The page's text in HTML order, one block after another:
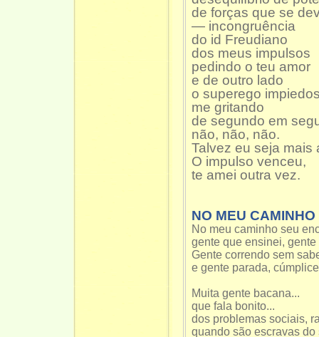
de forças que se
— incongruência
do id Freudiano
dos meus impulsos
pedindo o teu amor
e de outro lado
o superego
me gritando
de segundo em
não, não, não.
Talvez eu seja mais
O impulso venceu,
te amei outra vez.
NO MEU CAMINHO
No meu caminho seu
gente que ensinei,
Gente correndo sem
e gente parada,
Muita gente bacana...
que fala bonito...
dos problemas sociais,
quando são escravas